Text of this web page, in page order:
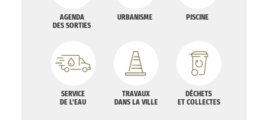
AGENDA
DES SORTIES
URBANISME PISCINE
SERVICE
DE L'EAU
TRAVAUX
DANS LA VILLE
DÉCHETS
ET COLLECTES